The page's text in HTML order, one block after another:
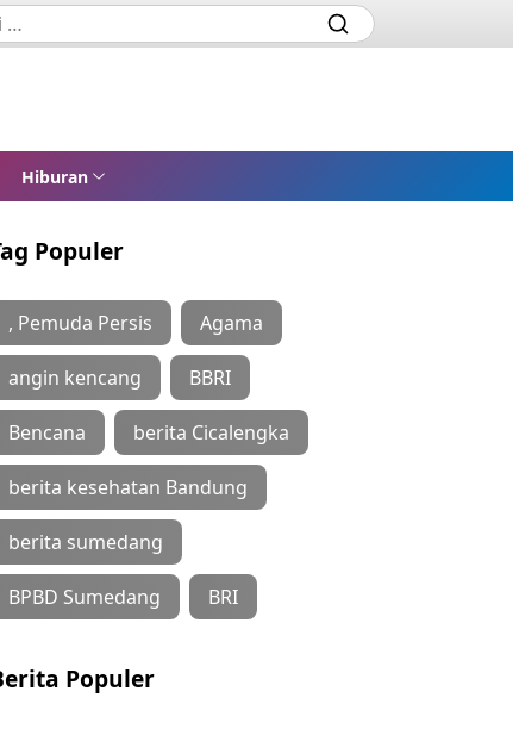
Hiburan
Populer
, Pemuda Persis Agama
angin kencang BBRI
Bencana berita Cicalengka
berita kesehatan Bandung
berita sumedang
BPBD Sumedang BRI
Populer